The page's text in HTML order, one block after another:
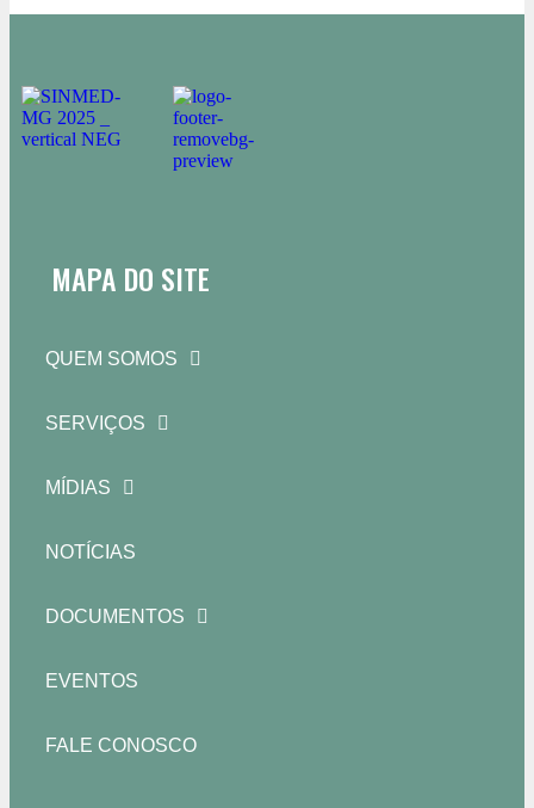
MAPA DO SITE
QUEM SOMOS
SERVIÇOS
MÍDIAS
NOTÍCIAS
DOCUMENTOS
EVENTOS
FALE CONOSCO